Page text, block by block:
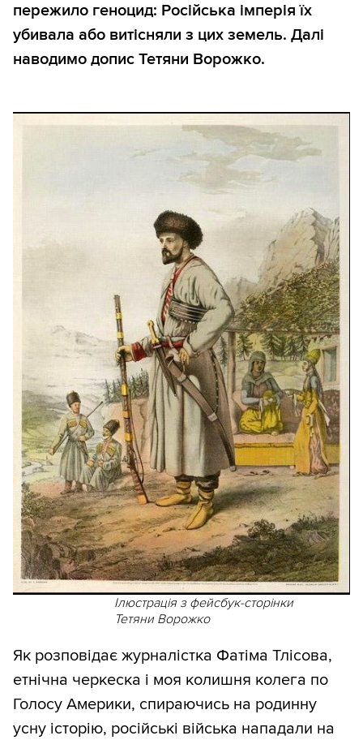
пережило геноцид: Російська імперія їх
убивала або витісняли з цих земель. Далі
наводимо допис Тетяни Ворожко.
Ілюстрація з фейсбук-сторінки
Тетяни Ворожко
Як розповідає журналістка Фатіма Тлісова,
етнічна черкеска і моя колишня колега по
Голосу Америки, спираючись на родинну
усну історію, російські війська нападали на